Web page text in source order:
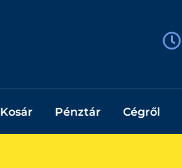
Kosár Pénztár Cégről